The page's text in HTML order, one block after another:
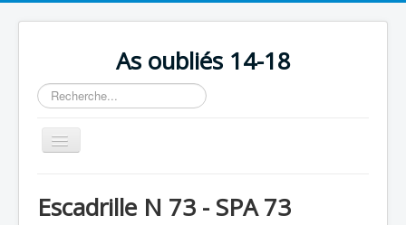
As oubliés 14-18
Rechercher
Basculer
la
Chronologie
Escadrille N 73 - SPA 73